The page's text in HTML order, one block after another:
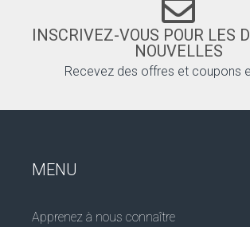
INSCRIVEZ-VOUS POUR LES
NOUVELLES
Recevez des offres et coupons
MENU
Apprenez à nous connaître